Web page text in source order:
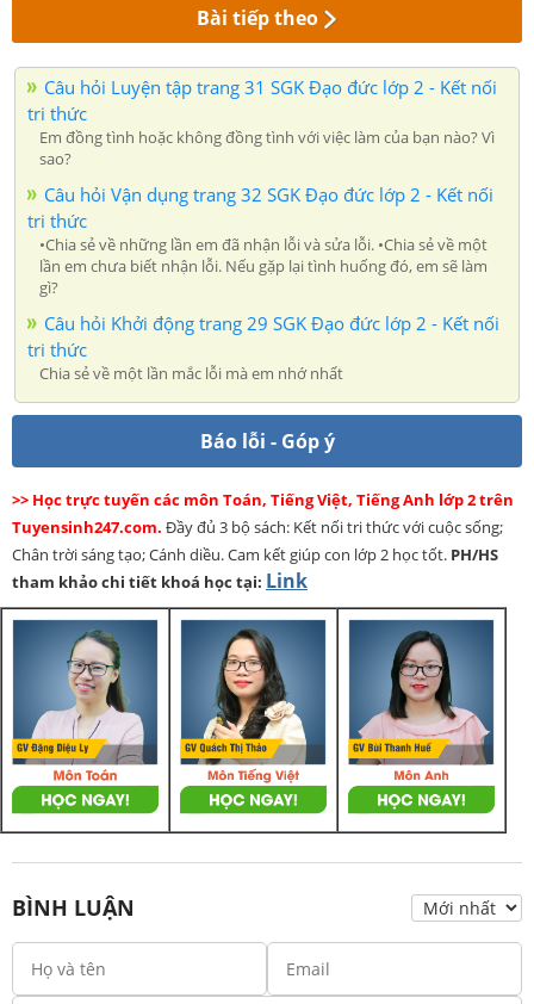
Bài tiếp theo
Câu hỏi Luyện tập trang 31 SGK Đạo đức lớp 2 - Kết nối
tri thức
Em đồng tình hoặc không đồng tình với việc làm của bạn nào? Vì
sao?
Câu hỏi Vận dụng trang 32 SGK Đạo đức lớp 2 - Kết nối
tri thức
•Chia sẻ về những lần em đã nhận lỗi và sửa lỗi. •Chia sẻ về một
lần em chưa biết nhận lỗi. Nếu gặp lại tình huống đó, em sẽ làm
gì?
Câu hỏi Khởi động trang 29 SGK Đạo đức lớp 2 - Kết nối
tri thức
Chia sẻ về một lần mắc lỗi mà em nhớ nhất
Báo lỗi - Góp ý
>> Học trực tuyến các môn Toán, Tiếng Việt, Tiếng Anh lớp 2 trên
Tuyensinh247.com. Đầy đủ 3 bộ sách: Kết nối tri thức với cuộc sống;
Chân trời sáng tạo; Cánh diều. Cam kết giúp con lớp 2 học tốt. PH/HS
tham khảo chi tiết khoá học tại: Link
BÌNH LUẬN